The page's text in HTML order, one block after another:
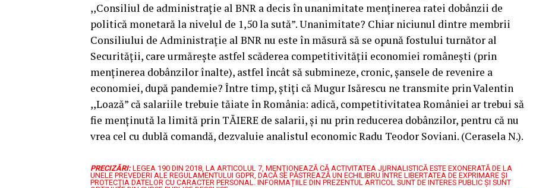
,,Consiliul de administrație al BNR a decis în unanimitate menținerea ratei dobânzii de
politică monetară la nivelul de 1,50 la sută”. Unanimitate? Chiar niciunul dintre membrii
Consiliului de Administrație al BNR nu este în măsură să se opună fostului turnător al
Securității, care urmărește astfel scăderea competitivității economiei românești (prin
menținerea dobânzilor înalte), astfel încât să submineze, cronic, șansele de revenire a
economiei, după pandemie? Între timp, știți că Mugur Isărescu ne transmite prin Valentin
,,Loază” că salariile trebuie tăiate în România: adică, competitivitatea României ar trebui să
fie menținută la limită prin TĂIERE de salarii, și nu prin reducerea dobânzilor, pentru că nu
vrea cel cu dublă comandă, dezvaluie analistul economic Radu Teodor Soviani. (Cerasela N.).
PRECIZĂRI: LEGEA 190 DIN 2018, LA ARTICOLUL 7, MENŢIONEAZĂ CĂ ACTIVITATEA JURNALISTICĂ ESTE EXONERATĂ DE LA
UNELE PREVEDERI ALE REGULAMENTULUI GDPR, DACĂ SE PĂSTREAZĂ UN ECHILIBRU ÎNTRE LIBERTATEA DE EXPRIMARE ŞI
PROTECŢIA DATELOR CU CARACTER PERSONAL. INFORMAȚIILE DIN PREZENTUL ARTICOL SUNT DE INTERES PUBLIC ȘI SUNT